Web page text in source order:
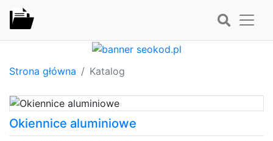
Strona główna Katalog
Okiennice aluminiowe